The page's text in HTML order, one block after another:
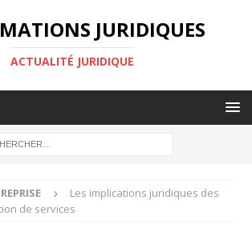
JURIDIQUES
ACTUALITÉ JURIDIQUE
Les implications juridiques des
de services